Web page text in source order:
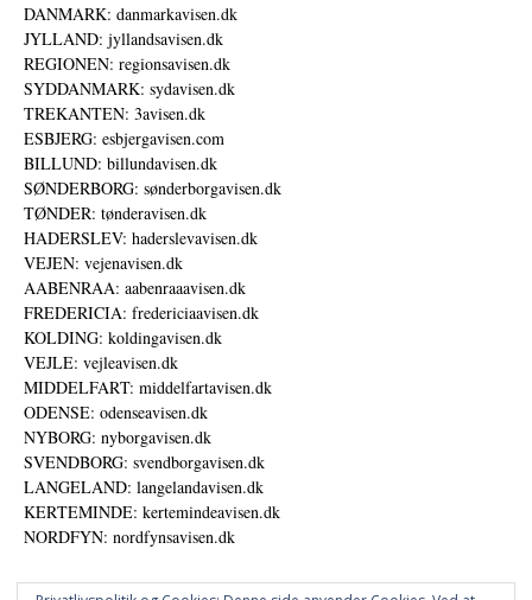
DANMARK: danmarkavisen.dk
JYLLAND: jyllandsavisen.dk
REGIONEN: regionsavisen.dk
SYDDANMARK: sydavisen.dk
TREKANTEN: 3avisen.dk
ESBJERG: esbjergavisen.com
BILLUND: billundavisen.dk
SØNDERBORG: sønderborgavisen.dk
TØNDER: tønderavisen.dk
HADERSLEV: haderslevavisen.dk
VEJEN: vejenavisen.dk
AABENRAA: aabenraaavisen.dk
FREDERICIA: fredericiaavisen.dk
KOLDING: koldingavisen.dk
VEJLE: vejleavisen.dk
MIDDELFART: middelfartavisen.dk
ODENSE: odenseavisen.dk
NYBORG: nyborgavisen.dk
SVENDBORG: svendborgavisen.dk
LANGELAND: langelandavisen.dk
KERTEMINDE: kertemindeavisen.dk
NORDFYN: nordfynsavisen.dk